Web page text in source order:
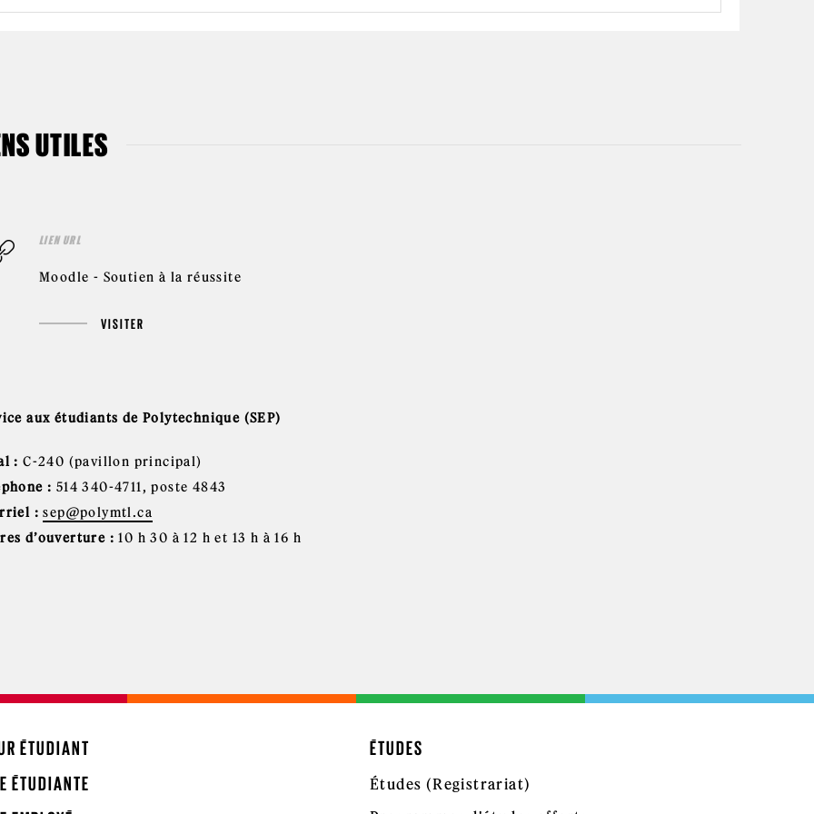
UTILES
LIEN URL
Moodle - Soutien à la réussite
VISITER
aux étudiants de Polytechnique (SEP)
: C-240 (pavillon principal)
: 514 340-4711, poste 4843
: sep@polymtl.ca
d’ouverture : 10 h 30 à 12 h et 13 h à 16 h
ÉTUDIANT
ÉTUDIANTE
ÉTUDES
Études (Registrariat)